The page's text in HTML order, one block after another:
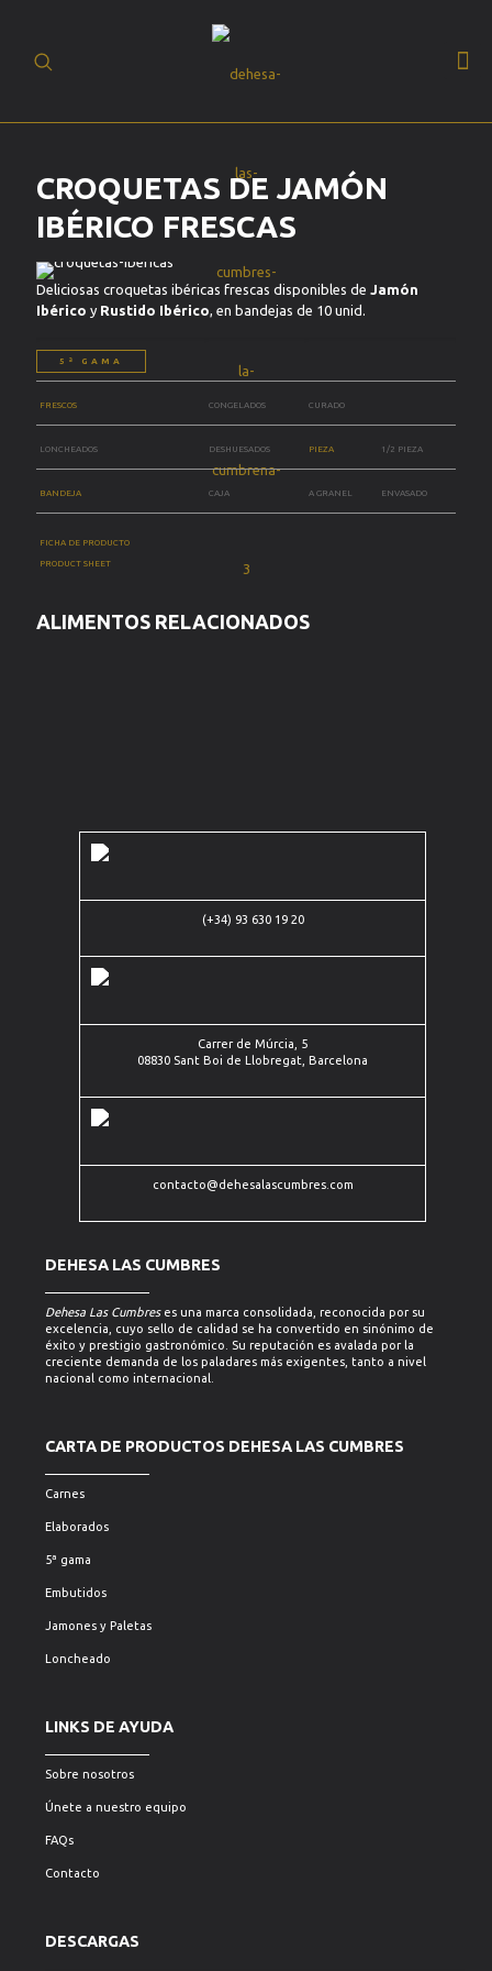
(+34) 93 630 19
CROQUETAS DE JAMÓN
IBÉRICO FRESCAS
Deliciosas croquetas ibéricas frescas disponibles de Jamón
Ibérico y Rustido Ibérico, en bandejas de 10 unid.
5ª GAMA
FRESCOS CONGELADOS CURADO
LONCHEADOS DESHUESADOS PIEZA 1/2 PIEZA
BANDEJA CAJA A GRANEL ENVASADO
FICHA DE PRODUCTO
PRODUCT SHEET
ALIMENTOS RELACIONADOS
93
630
Carrer de(+34) 93 630 19 20
Carrer de Múrcia, 5
08830 Sant Boi de Llobregat, Barcelona
contacto@dehesalascumbres.com
DEHESA LAS CUMBRES
Dehesa Las Cumbreses una marca consolidada, reconocida por su
excelencia, cuyo sello de calidad se ha convertido en sinónimo de
éxito y prestigio gastronómico. Su reputación es avalada por la
creciente demanda de los paladares más exigentes, tanto a nivel
nacional como internacional.
CARTA DE PRODUCTOS DEHESA LAS CUMBRES
Carnes
Elaborados
5ª gama
Embutidos
Jamones y Paletas
Loncheado
LINKS DE AYUDA
Sobre nosotros
Únete a nuestro equipo
FAQs
Contacto
DESCARGAS